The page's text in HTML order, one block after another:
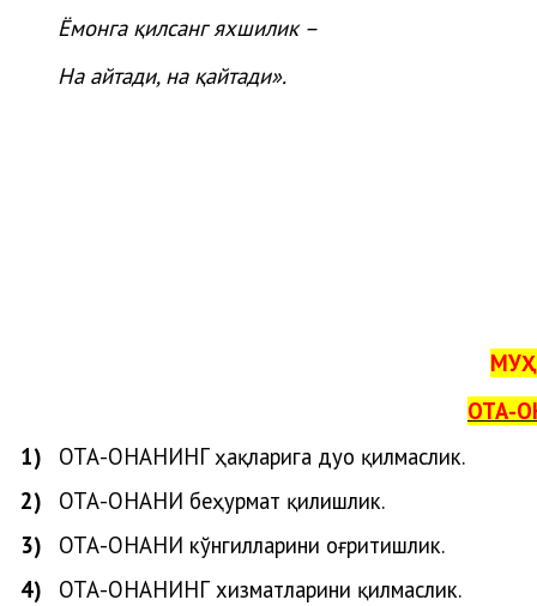
Ёмонга қилсанг яхшилик –
На айтади, на қайтади».
ОТА-
1)
ОТА-ОНАНИНГҳақларига дуо қилмаслик.
2)
ОТА-ОНАНИ беҳурмат қилишлик.
3)
ОТА-ОНАНИ кўнгилларини оғритишлик.
4)
ОТА-ОНАНИНГ хизматларини қилмаслик.